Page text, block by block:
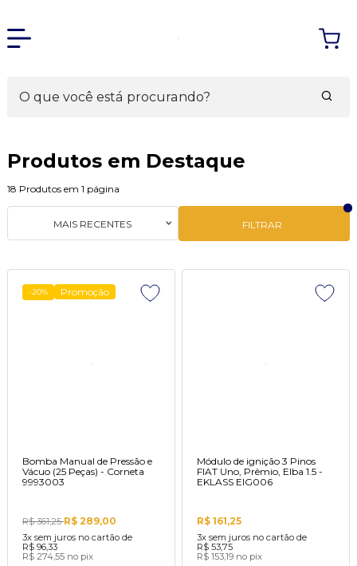
Produtos em Destaque
18 Produtos em 1 página
FILTRAR
MAIS RECENTES
-20% Promoção
Bomba Manual de Pressão e
Vácuo (25 Peças) - Corneta
9993003
R$ 361,25R$ 289,00
3x sem juros no cartão de
R$ 96,33
R$ 274,55 no pix
Módulo de ignição 3 Pinos
FIAT Uno, Prêmio, Elba 1.5 -
EKLASS EIG006
R$ 161,25
3x sem juros no cartão de
R$ 53,75
R$ 153,19 no pix